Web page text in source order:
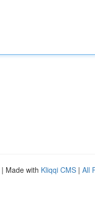
| Made with Kliqqi CMS | All